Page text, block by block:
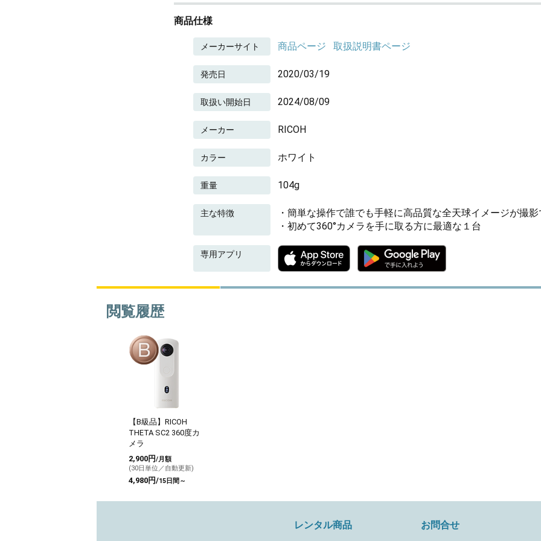
商品仕様
メーカーサイト 商品ページ 取扱説明書ページ
発売日 2020/03/19
取扱い開始日 2024/08/09
メーカー RICOH
カラー ホワイト
重量 104g
主な特徴
・簡単な操作で誰でも手軽に高品質な全天球イメージが撮
・初めて360°カメラを手に取る方に最適な１台
専用アプリ
閲覧履歴
【B級品】RICOH
THETA SC2 360度カ
メラ
2,900円/月額
(30日単位／自動更新)
4,980円/15日間～
レンタル商品 お問合せ